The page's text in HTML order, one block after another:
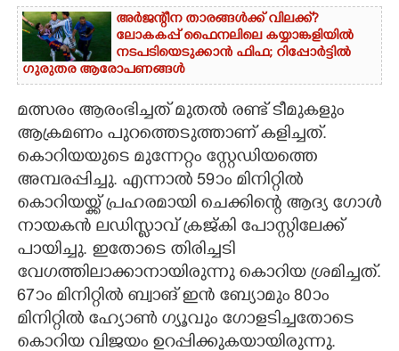
അർജന്റീന താരങ്ങൾക്ക് വിലക്ക്?
ലോകകപ്പ് ഫൈനലിലെ കയ്യാങ്കളിയിൽ
നടപടിയെടുക്കാൻ ഫിഫ; റിപ്പോർട്ടിൽ
ഗുരുതര ആരോപണങ്ങൾ
മത്സരം ആരംഭിച്ചത് മുതൽ രണ്ട് ടീമുകളും
ആക്രമണം പുറത്തെടുത്താണ് കളിച്ചത്.
കൊറിയയുടെ മുന്നേറ്റം സ്റ്റേഡിയത്തെ
അമ്പരപ്പിച്ചു. എന്നാൽ 59ാം മിനിറ്റിൽ
കൊറിയയ്ക്ക് പ്രഹരമായി ചെക്കിന്റെ ആദ്യ ഗോൾ
നായകൻ ലഡിസ്ലാവ് ക്രജ്കി പോസ്റ്റിലേക്ക്
പായിച്ചു. ഇതോടെ തിരിച്ചടി
വേഗത്തിലാക്കാനായിരുന്നു കൊറിയ ശ്രമിച്ചത്.
67ാം മിനിറ്റിൽ ബ്വാങ് ഇൻ ബ്യോമും 80ാം
മിനിറ്റിൽ ഹ്യോൺ ഗ്യൂവും ഗോളടിച്ചതോടെ
കൊറിയ വിജയം ഉറപ്പിക്കുകയായിരുന്നു.